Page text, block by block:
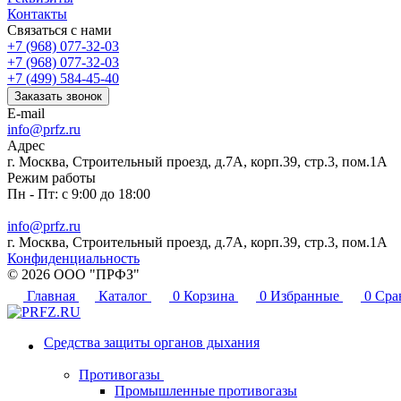
Контакты
Связаться с нами
+7 (968) 077-32-03
+7 (968) 077-32-03
+7 (499) 584-45-40
Заказать звонок
E-mail
info@prfz.ru
Адрес
г. Москва, Строительный проезд, д.7А, корп.39, стр.3, пом.1А
Режим работы
Пн - Пт: с 9:00 до 18:00
info@prfz.ru
г. Москва, Строительный проезд, д.7А, корп.39, стр.3, пом.1А
Конфиденциальность
© 2026 ООО "ПРФЗ"
Главная
Каталог 0 Корзина 0 Избранные 0
Средства защиты органов дыхания
Противогазы
Промышленные противогазы